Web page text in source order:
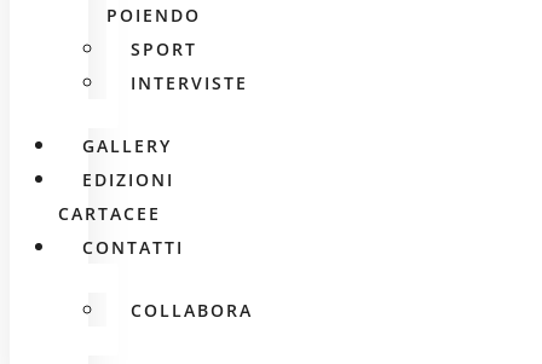
POIENDO
SPORT
INTERVISTE
GALLERY
EDIZIONI
CARTACEE
CONTATTI
COLLABORA